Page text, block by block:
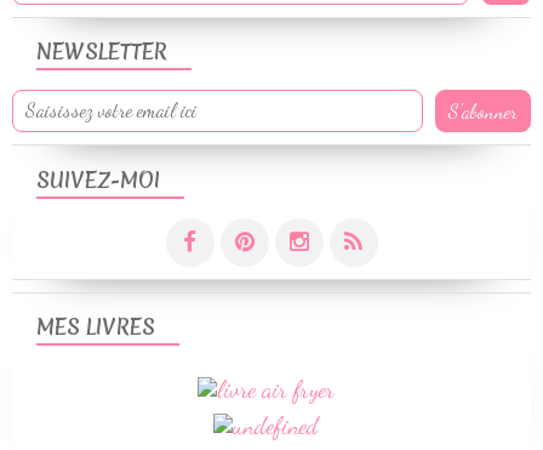
NEWSLETTER
SUIVEZ-MOI
MES LIVRES